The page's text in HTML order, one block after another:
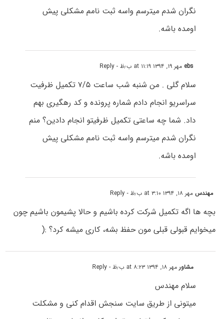
نگران شدم میترسم واسه ثبت نامم مشکلی پیش
اومده باشه.
ebs مهر ۱۹, ۱۳۹۴ at ۱۱:۱۹ ب٫ظ - Reply
سلام گلی . من شنبه شب ساعت ۷/۵ تکمیل ظرفیت
سراسریو انجام دادم شماره پرونده و کد رهگیری بهم
داد. شما چه ساعتی تکمیل ظرفیتو انجام دادین؟ منم
نگران شدم میترسم واسه ثبت نامم مشکلی پیش
اومده باشه.
مهندس مهر ۱۸, ۱۳۹۴ at ۳:۱۰ ب٫ظ - Reply
بچه ها اگه تکمیل شرکت کرده باشیم و حالا پشیمون باشیم چون
میخوایم قبولی قبلی مون حفظ بشه، کاری میشه کرد؟ :(
مشاور مهر ۱۸, ۱۳۹۴ at ۸:۲۳ ب٫ظ - Reply
سلام مهندس
میتونی از طریق سایت سنجش اقدام کنی و مشکلت